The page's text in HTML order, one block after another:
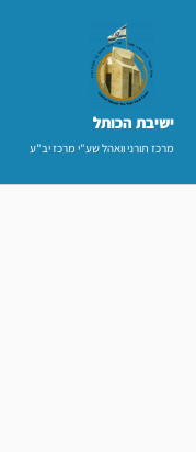
ישיבת הכותל​
מרכז תורני וואהל שע"י מרכז יב"ע